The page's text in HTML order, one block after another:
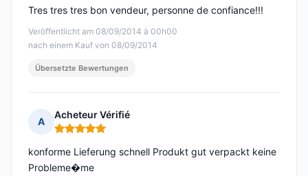
Veröffentlicht am 08/09/2014 à 00h00
nach einem Kauf von 08/09/2014
Tres tres tres bon vendeur, personne de confiance!!!
Übersetzte Bewertungen
A
Acheteur Vérifié
Hinweis: 5 von 5
konforme Lieferung schnell Produkt gut verpackt keine
Probleme�me